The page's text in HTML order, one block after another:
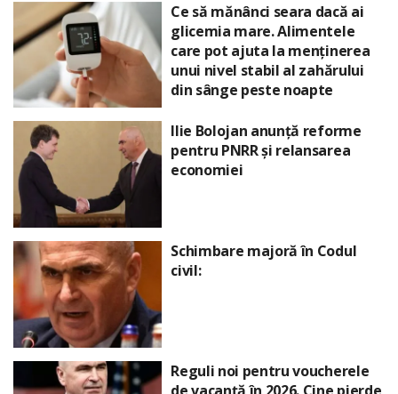
Ce să mănânci seara dacă ai
glicemia mare. Alimentele
care pot ajuta la menținerea
unui nivel stabil al zahărului
din sânge peste noapte
Ilie Bolojan anunță reforme
pentru PNRR și relansarea
economiei
Schimbare majoră în Codul
civil:
Reguli noi pentru voucherele
de vacanță în 2026. Cine pierde